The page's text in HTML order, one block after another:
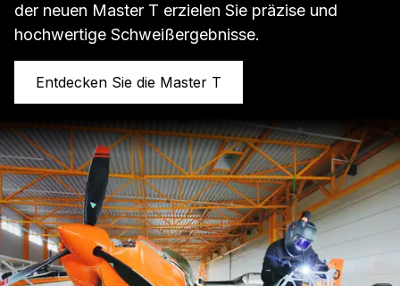
der neuen Master T erzielen Sie präzise und
hochwertige Schweißergebnisse.
Entdecken Sie die Master T